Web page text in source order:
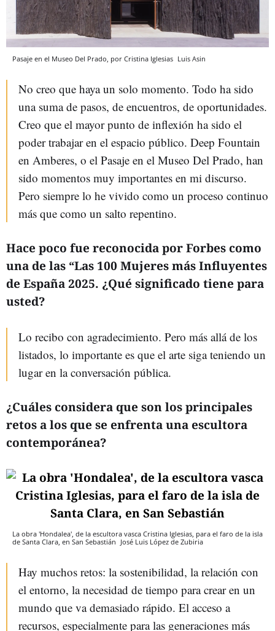
Pasaje en el Museo Del Prado, por Cristina Iglesias Luis Asin
No creo que haya un solo momento. Todo ha sido
una suma de pasos, de encuentros, de oportunidades.
Creo que el mayor punto de inflexión ha sido el
poder trabajar en el espacio público. Deep Fountain
en Amberes, o el Pasaje en el Museo Del Prado, han
sido momentos muy importantes en mi discurso.
Pero siempre lo he vivido como un proceso continuo
más que como un salto repentino.
Hace poco fue reconocida por Forbes como
una de las “Las 100 Mujeres más Influyentes
de España 2025. ¿Qué significado tiene para
usted?
Lo recibo con agradecimiento. Pero más allá de los
listados, lo importante es que el arte siga teniendo un
lugar en la conversación pública.
¿Cuáles considera que son los principales
retos a los que se enfrenta una escultora
contemporánea?
La obra 'Hondalea', de la escultora vasca Cristina Iglesias, para el faro de la isla
de Santa Clara, en San Sebastián José Luis López de Zubiria
Hay muchos retos: la sostenibilidad, la relación con
el entorno, la necesidad de tiempo para crear en un
mundo que va demasiado rápido. El acceso a
recursos, especialmente para las generaciones más